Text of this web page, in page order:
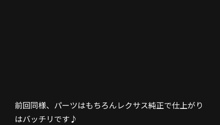
前回同様、パーツはもちろんレクサス純正で仕上がり
はバッチリです♪